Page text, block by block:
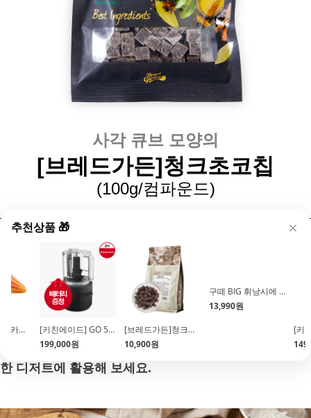
추천상품 🎁
[마르텔라토]카카오열매 초콜릿 몰드(POLYCARBONATE)
[키친에이드] GO 5컵 푸드 초퍼 블렌더(무선\/블랜더\/5KFCR500ABM)
199,000원
[브레드가든]청크초코칩(1kg\/컴파운드)
10,900원
사각 큐브 모양의
[브레드가든]청크초코칩
(100g/컴파운드)
사각 큐브모양의 다크 초코칩입니다.
깊고 진한 풍미의 다크 초코칩을 사각 큐브 형태로 담았
오븐에서도 쉽게 녹지 않아 형태 유지가 중요한 쿠키, 머
핀에 적합하며,
완성도 높은 베이킹을 도와줍니다.
다양
한 디저트에 활용해 보세요.